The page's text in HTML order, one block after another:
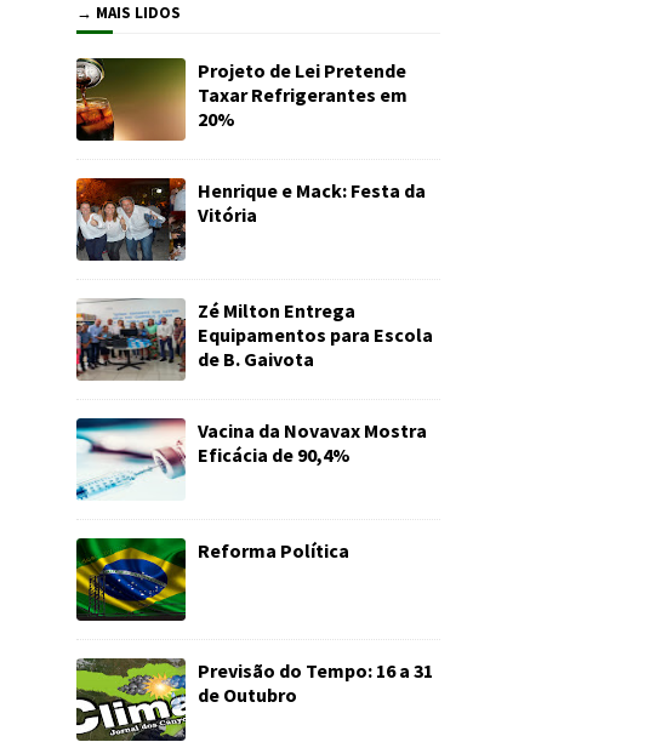
→ MAIS LIDOS
Projeto de Lei Pretende
Taxar Refrigerantes em
20%
Henrique e Mack: Festa da
Vitória
Zé Milton Entrega
Equipamentos para Escola
de B. Gaivota
Vacina da Novavax Mostra
Eficácia de 90,4%
Reforma Política
Previsão do Tempo: 16 a 31
de Outubro